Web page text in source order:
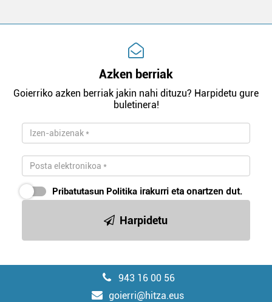
Azken berriak
Goierriko azken berriak jakin nahi dituzu? Harpidetu gure
buletinera!
Pribatutasun Politika irakurri eta onartzen dut.
Harpidetu
943 16 00 56
goierri@hitza.eus